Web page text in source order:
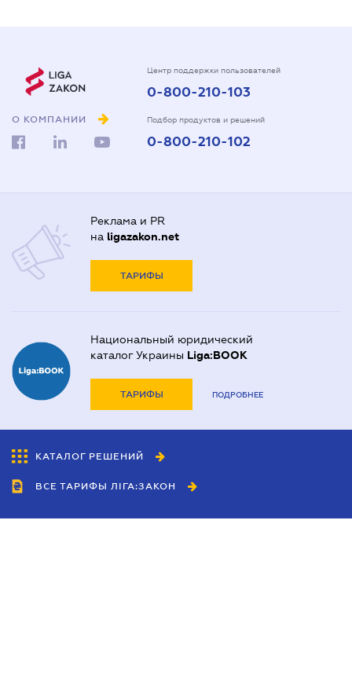
О КОМПАНИИ
Центр поддержки пользователей
0-800-210-103
Подбор продуктов и решений
0-800-210-102
Реклама и PR
на ligazakon.net
ТАРИФЫ
Национальный юридический
каталог Украины Liga:BOOK
ТАРИФЫ ПОДРОБНЕЕ
КАТАЛОГ РЕШЕНИЙ
ВСЕ ТАРИФЫ ЛІГА:ЗАКОН